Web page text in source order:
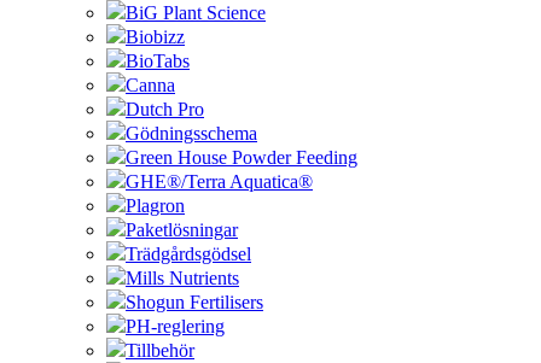
BiG Plant Science
Biobizz
BioTabs
Canna
Dutch Pro
Gödningsschema
Green House Powder Feeding
GHE®/Terra Aquatica®
Plagron
Paketlösningar
Trädgårdsgödsel
Mills Nutrients
Shogun Fertilisers
PH-reglering
Tillbehör